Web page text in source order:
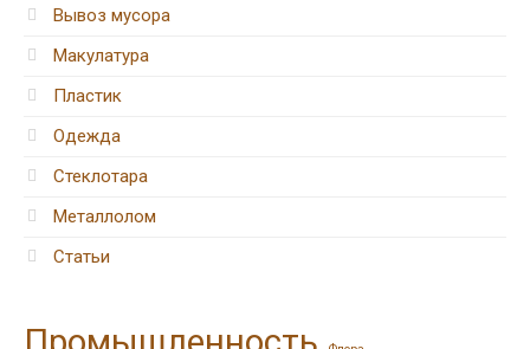
Вывоз мусора
Макулатура
Пластик
Одежда
Стеклотара
Металлолом
Статьи